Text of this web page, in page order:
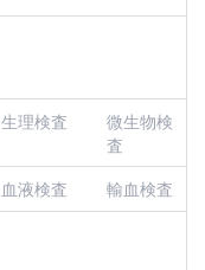
生理検査
微生物検
査
血液検査
輸血検査